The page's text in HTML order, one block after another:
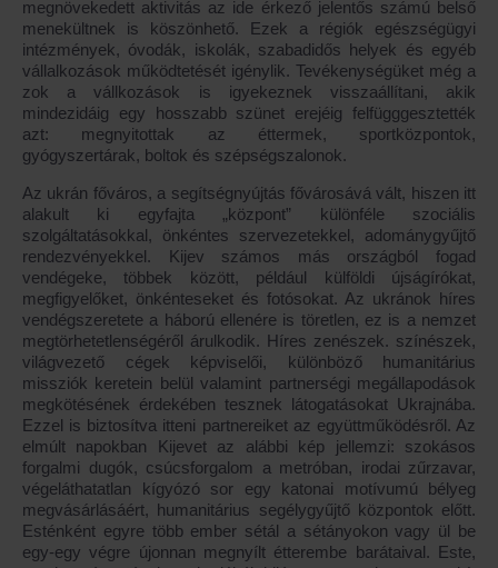
megnövekedett aktivitás az ide érkező jelentős számú belső
menekültnek is köszönhető. Ezek a régiók egészségügyi
intézmények, óvodák, iskolák, szabadidős helyek és egyéb
vállalkozások működtetését igénylik. Tevékenységüket még a
zok a vállkozások is igyekeznek visszaállítani, akik
mindezidáig egy hosszabb szünet erejéig felfügggesztették
azt: megnyitottak az éttermek, sportközpontok,
gyógyszertárak, boltok és szépségszalonok.
Az ukrán főváros, a segítségnyújtás fővárosává vált, hiszen itt
alakult ki egyfajta „központ” különféle szociális
szolgáltatásokkal, önkéntes szervezetekkel, adománygyűjtő
rendezvényekkel. Kijev számos más országból fogad
vendégeke, többek között, például külföldi újságírókat,
megfigyelőket, önkénteseket és fotósokat. Az ukránok híres
vendégszeretete a háború ellenére is töretlen, ez is a nemzet
megtörhetetlenségéről árulkodik. Híres zenészek. színészek,
világvezető cégek képviselői, különböző humanitárius
missziók keretein belül valamint partnerségi megállapodások
megkötésének érdekében tesznek látogatásokat Ukrajnába.
Ezzel is biztosítva itteni partnereiket az együttműködésről. Az
elmúlt napokban Kijevet az alábbi kép jellemzi: szokásos
forgalmi dugók, csúcsforgalom a metróban, irodai zűrzavar,
végeláthatatlan kígyózó sor egy katonai motívumú bélyeg
megvásárlásáért, humanitárius segélygyűjtő központok előtt.
Esténként egyre több ember sétál a sétányokon vagy ül be
egy-egy végre újonnan megnyílt étterembe barátaival. Este,